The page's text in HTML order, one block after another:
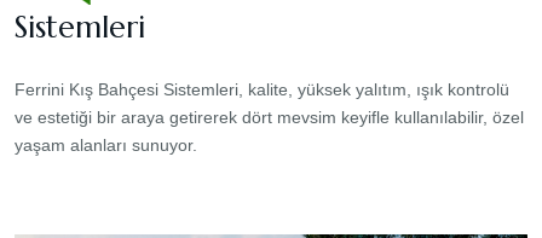
Sistemleri
Ferrini Kış Bahçesi Sistemleri, kalite, yüksek yalıtım, ışık kontrolü
ve estetiği bir araya getirerek dört mevsim keyifle kullanılabilir, özel
yaşam alanları sunuyor.